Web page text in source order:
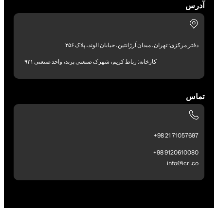
آدرس
دفتر مرکزی: تهران، میدان آرژانتین، خیابان الوند، پلاک ۲۵۶
کارخانه: رباط کریم، شهرک صنعتی پرند، واحد صنعتی ۹۲۱
تماس
71057697 21 98+
9120610080 98+
info@icri.co